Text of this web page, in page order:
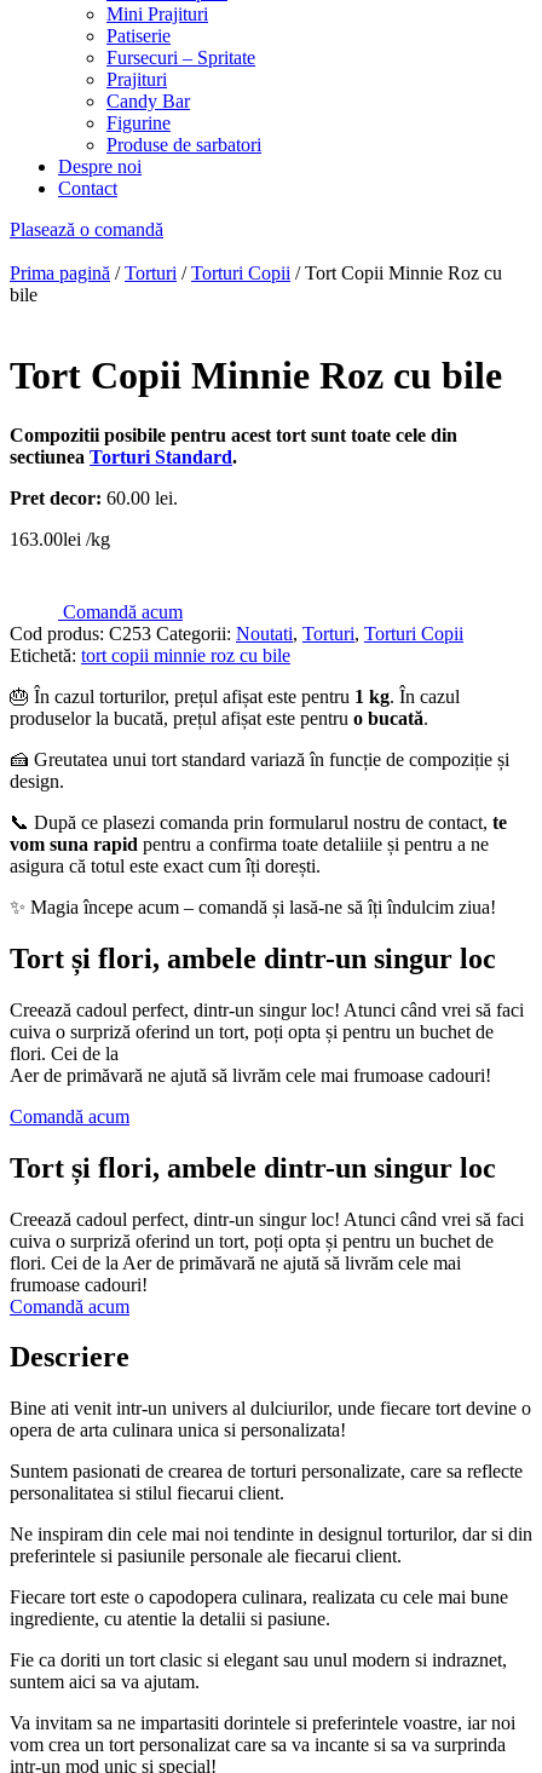
Mini Prajituri
Patiserie
Fursecuri – Spritate
Prajituri
Candy Bar
Figurine
Produse de sarbatori
Despre noi
Contact
Plasează o comandă
Prima pagină /Torturi /Torturi Copii / Tort Copii Minnie Roz cu
bile
Tort Copii Minnie Roz cu bile
Compozitii posibile pentru acest tort sunt toate cele din
sectiunea Torturi Standard.
Pret decor: 60.00 lei.
163.00lei /kg
Comandă acum
Cod produs: C253 Categorii: Noutati, Torturi, Torturi Copii
Etichetă: tort copii minnie roz cu bile
🎂 În cazul torturilor, prețul afișat este pentru 1 kg. În cazul
produselor la bucată, prețul afișat este pentru o bucată.
🍰 Greutatea unui tort standard variază în funcție de compoziție și
design.
📞 După ce plasezi comanda prin formularul nostru de contact, te
vom suna rapid pentru a confirma toate detaliile și pentru a ne
asigura că totul este exact cum îți dorești.
✨ Magia începe acum – comandă și lasă-ne să îți îndulcim ziua!
Tort și flori, ambele dintr-un singur loc
Creează cadoul perfect, dintr-un singur loc! Atunci când vrei să faci
cuiva o surpriză oferind un tort, poți opta și pentru un buchet de
flori. Cei de la
Aer de primăvară ne ajută să livrăm cele mai frumoase cadouri!
Comandă acum
Tort și flori, ambele dintr-un singur loc
Creează cadoul perfect, dintr-un singur loc! Atunci când vrei să faci
cuiva o surpriză oferind un tort, poți opta și pentru un buchet de
flori. Cei de la Aer de primăvară ne ajută să livrăm cele mai
frumoase cadouri!
Comandă acum
Descriere
Bine ati venit intr-un univers al dulciurilor, unde fiecare tort devine o
opera de arta culinara unica si personalizata!
Suntem pasionati de crearea de torturi personalizate, care sa reflecte
personalitatea si stilul fiecarui client.
Ne inspiram din cele mai noi tendinte in designul torturilor, dar si din
preferintele si pasiunile personale ale fiecarui client.
Fiecare tort este o capodopera culinara, realizata cu cele mai bune
ingrediente, cu atentie la detalii si pasiune.
Fie ca doriti un tort clasic si elegant sau unul modern si indraznet,
suntem aici sa va ajutam.
Va invitam sa ne impartasiti dorintele si preferintele voastre, iar noi
vom crea un tort personalizat care sa va incante si sa va surprinda
intr-un mod unic si special!